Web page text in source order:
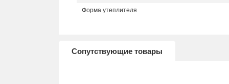
Форма утеплителя
Сопутствующие товары